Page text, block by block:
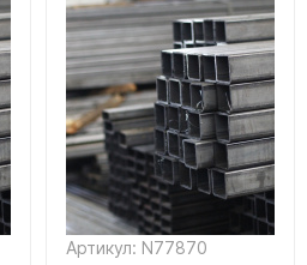
Артикул: N77870